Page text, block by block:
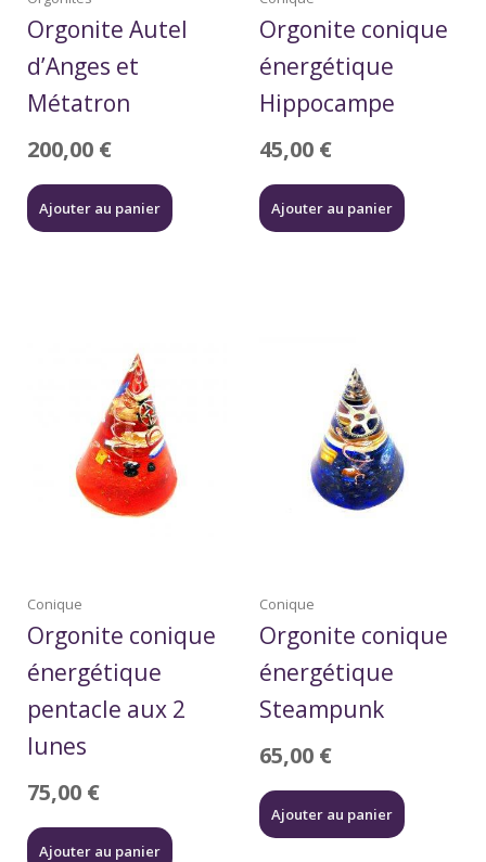
Orgonite Autel
d’Anges et
Métatron
200,00 €
Ajouter au panier
Orgonite conique
énergétique
Hippocampe
45,00 €
Ajouter au panier
Conique
Orgonite conique
énergétique
pentacle aux 2
lunes
75,00 €
Ajouter au panier
Conique
Orgonite conique
énergétique
Steampunk
65,00 €
Ajouter au panier